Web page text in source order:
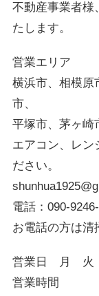
不動産事業者様
たします。
営業エリア
横浜市、相模原
市、
平塚市、茅ヶ崎
エアコン、レン
ださい。
電話：
お電話の方は清
営業日 月
営業時間